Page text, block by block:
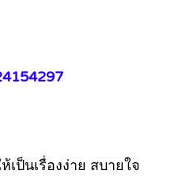
ป็นเรื่องง่าย สบายใจ